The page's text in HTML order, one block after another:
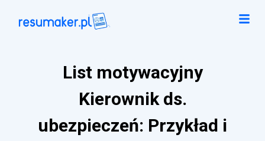
List motywacyjny
Kierownik ds.
ubezpieczeń: Przykład i